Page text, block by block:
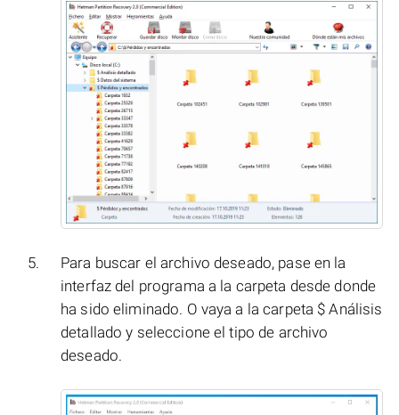
Para buscar el archivo deseado, pase en la
interfaz del programa a la carpeta desde donde
ha sido eliminado. O vaya a la carpeta $ Análisis
detallado y seleccione el tipo de archivo
deseado.